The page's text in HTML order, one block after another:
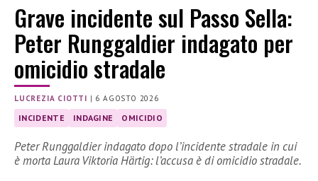
Grave incidente sul Passo Sella:
Peter Runggaldier indagato per
omicidio stradale
LUCREZIA CIOTTI | 6 AGOSTO 2026
INCIDENTE INDAGINE OMICIDIO
Peter Runggaldier indagato dopo l’incidente stradale in cui
è morta Laura Viktoria Härtig: l’accusa è di omicidio stradale.